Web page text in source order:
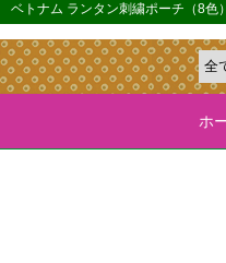
{*カルーセル機能を全ページで
ベトナム ランタン刺繍ポーチ（8色
ホ